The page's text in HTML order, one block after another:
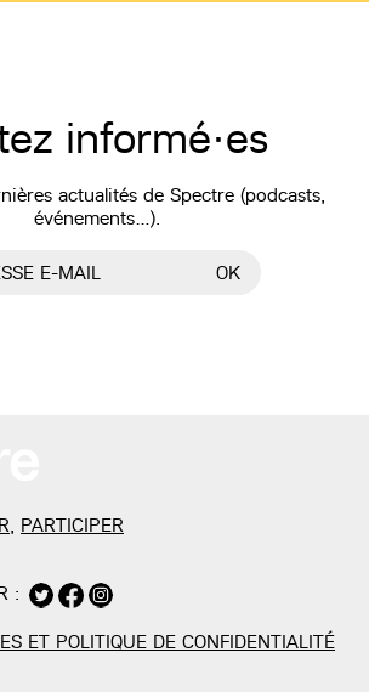
informé·es
actualités de Spectre (podcasts,
événements…).
E-MAIL OK
, PARTICIPER
:
ET POLITIQUE DE CONFIDENTIALITÉ